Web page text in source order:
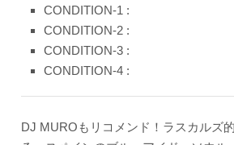
CONDITION-1 :
CONDITION-2 :
CONDITION-3 :
CONDITION-4 :
DJ MUROもリコメンド！ラスカルズ